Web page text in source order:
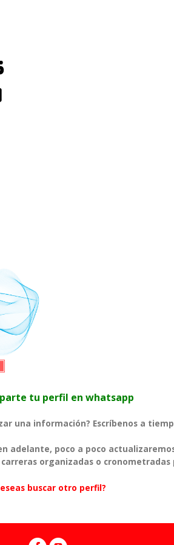
tu perfil en whatsapp
una información? Escríbenos a
adelante, poco a poco
organizadas o cronometradas
buscar otro perfil?